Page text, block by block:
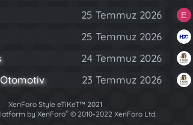
25 Temmuz 2026
25 Temmuz 2026
24 Temmuz 2026
23 Temmuz 2026
E
XenForo Style eTiKeT™ 2021
by XenForo® © 2010-2022 XenForo Ltd.